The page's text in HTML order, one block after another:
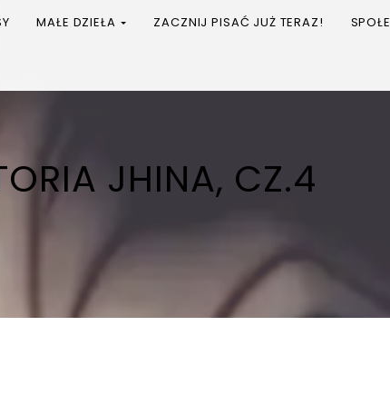
MAŁE DZIEŁA ZACZNIJ PISAĆ JUŻ TERAZ!
JHINA, CZ.4